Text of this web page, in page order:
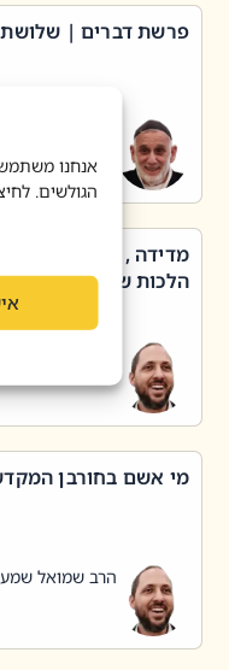
אנחנו
הגולשים.
פרשת דברים |
מדידה , קניה , שטיפת
הלכות שבת – סימן
מי אשם בחורבן
הרב שמואל